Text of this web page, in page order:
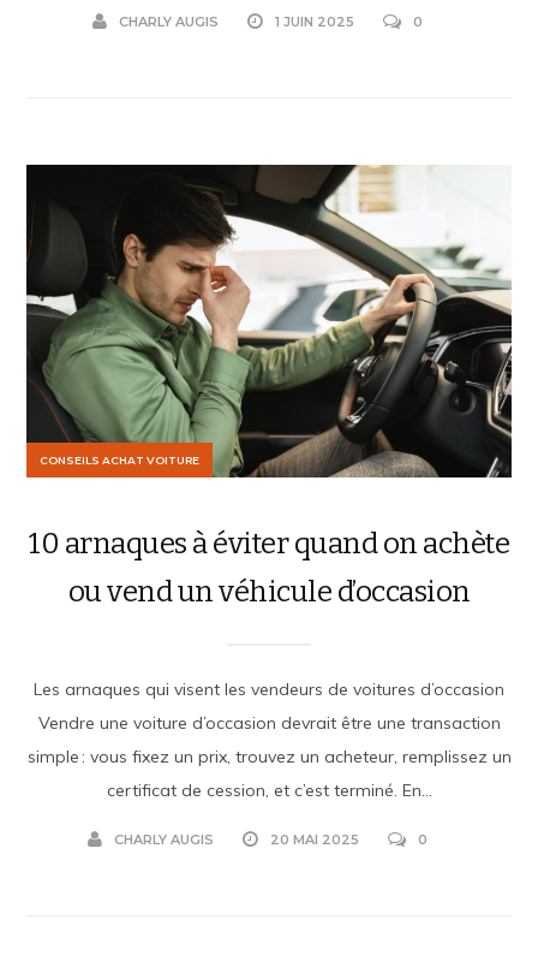
CHARLY AUGIS 1 JUIN 2025 0
CONSEILS ACHAT VOITURE
10 arnaques à éviter quand on achète
ou vend un véhicule d’occasion
Les arnaques qui visent les vendeurs de voitures d’occasion
Vendre une voiture d’occasion devrait être une transaction
simple : vous fixez un prix, trouvez un acheteur, remplissez un
certificat de cession, et c’est terminé. En...
CHARLY AUGIS 20 MAI 2025 0